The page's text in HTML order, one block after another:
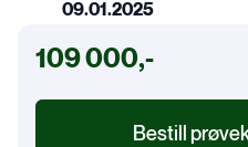
Garanti09.01.2025
109 000,-
Bestill